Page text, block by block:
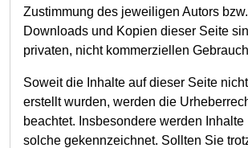
Zustimmung des jeweiligen Autors
Downloads und Kopien dieser Seite
privaten, nicht kommerziellen
Soweit die Inhalte auf dieser Seite
erstellt wurden, werden die
beachtet. Insbesondere werden Inhalte
solche gekennzeichnet. Sollten Sie